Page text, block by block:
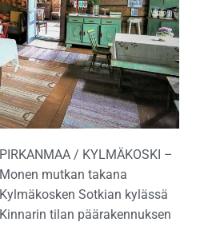
PIRKANMAA / KYLMÄKOSKI –
Monen mutkan takana
Kylmäkosken Sotkian kylässä
Kinnarin tilan päärakennuksen